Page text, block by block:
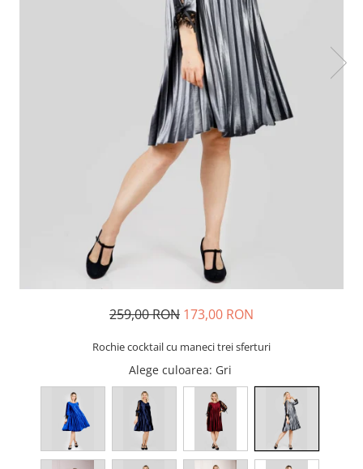
259,00 RON 173,00 RON
Rochie cocktail cu maneci trei sferturi
Alege culoarea: Gri